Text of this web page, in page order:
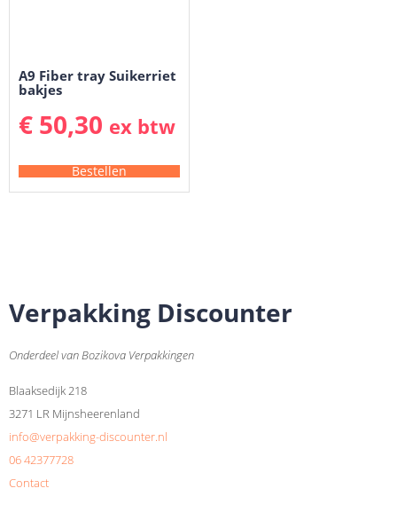
A9 Fiber tray Suikerriet
bakjes
€ 50,30 ex btw
Bestellen
Verpakking Discounter
Onderdeel van Bozikova Verpakkingen
Blaaksedijk 218
3271 LR Mijnsheerenland
info@verpakking-discounter.nl
06 42377728
Contact